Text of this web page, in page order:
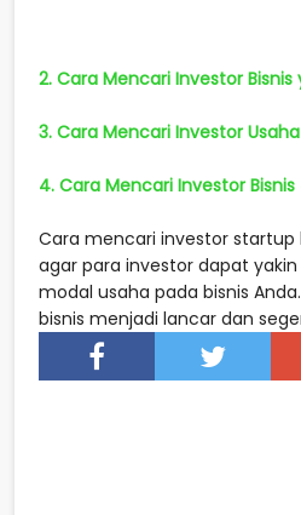
2. Cara Mencari Investor
3. Cara Mencari Investor
4. Cara Mencari Investor Bisnis
Cara mencari investor
agar para investor dapat
modal usaha pada bisnis
bisnis menjadi lancar dan